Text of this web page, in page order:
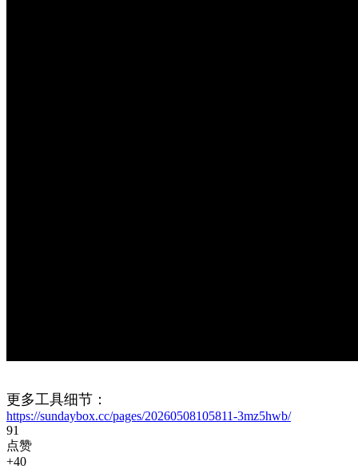
更多工具细节：
https://sundaybox.cc/pages/20260508105811-3mz5hwb/
91
点赞
+40